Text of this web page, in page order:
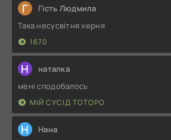
Г Гість Людмила
Така несусвітня херня
1670
Н наталка
мені сподобалось
МІЙ СУСІД ТОТОРО
Н Нана